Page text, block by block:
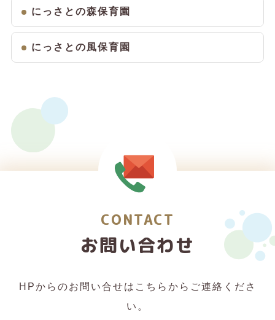
にっさとの森保育園
にっさとの風保育園
CONTACT
お問い合わせ
HPからのお問い合せはこちらからご連絡くださ
い。